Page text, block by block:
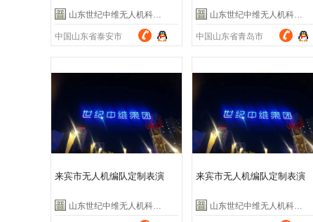
山东世纪中维无人机科技有限公司
中国山东省泰安市
山东世纪中维无人机科技有限公司
中国山东省青岛市
来宾市无人机编队定制表演
山东世纪中维无人机科技有限公司
来宾市无人机编队定制表演
山东世纪中维无人机科技有限公司